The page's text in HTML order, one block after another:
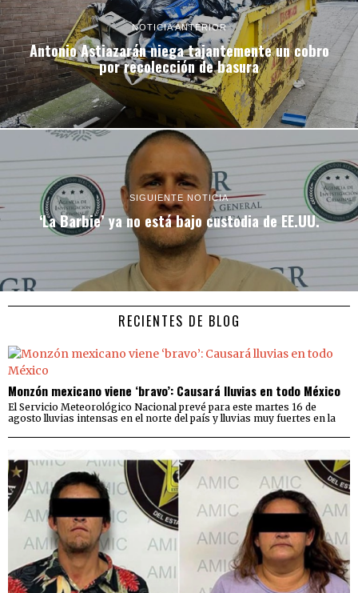
NOTICIA ANTERIOR
Antonio Astiazarán niega tajantemente un cobro
por recolección de basura
SIGUIENTE NOTICIA
‘La Barbie’ ya no está bajo custodia de EE.UU.
RECIENTES DE BLOG
Monzón mexicano viene ‘bravo’: Causará lluvias en todo México
El Servicio Meteorológico Nacional prevé para este martes 16 de
agosto lluvias intensas en el norte del país y lluvias muy fuertes en la